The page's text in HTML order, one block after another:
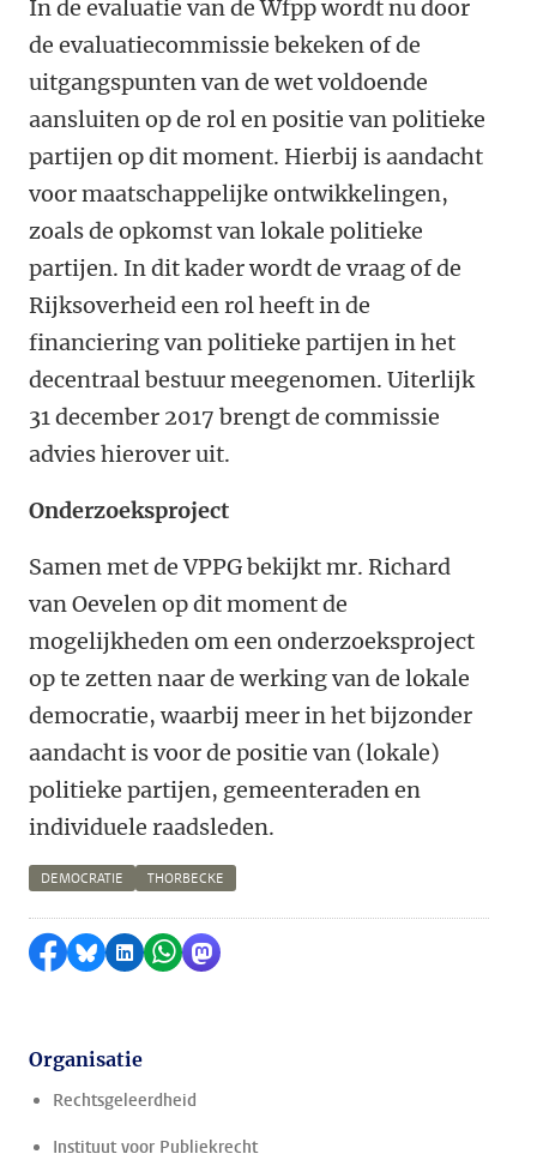
In de evaluatie van de Wfpp wordt nu door
de evaluatiecommissie bekeken of de
uitgangspunten van de wet voldoende
aansluiten op de rol en positie van politieke
partijen op dit moment. Hierbij is aandacht
voor maatschappelijke ontwikkelingen,
zoals de opkomst van lokale politieke
partijen. In dit kader wordt de vraag of de
Rijksoverheid een rol heeft in de
financiering van politieke partijen in het
decentraal bestuur meegenomen. Uiterlijk
31 december 2017 brengt de commissie
advies hierover uit.
Onderzoeksproject
Samen met de VPPG bekijkt mr. Richard
van Oevelen op dit moment de
mogelijkheden om een onderzoeksproject
op te zetten naar de werking van de lokale
democratie, waarbij meer in het bijzonder
aandacht is voor de positie van (lokale)
politieke partijen, gemeenteraden en
individuele raadsleden.
DEMOCRATIE THORBECKE
Delen op Facebook
Delen via Bluesky
Delen op LinkedIn
Delen via WhatsApp
Delen via Mastodon
Organisatie
Rechtsgeleerdheid
Instituut voor Publiekrecht